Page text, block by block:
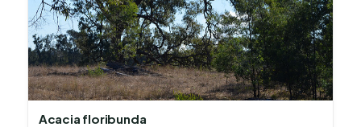
Acacia floribunda